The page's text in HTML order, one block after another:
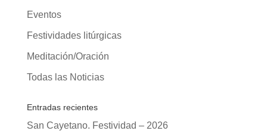
Eventos
Festividades litúrgicas
Meditación/Oración
Todas las Noticias
Entradas recientes
San Cayetano. Festividad – 2026